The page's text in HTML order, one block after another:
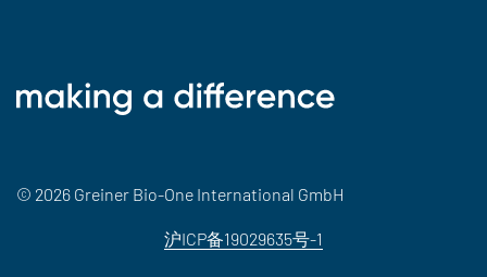
© 2026 Greiner Bio-One International GmbH
沪ICP备19029635号-1